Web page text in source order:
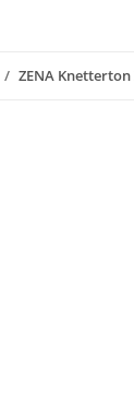
ZENA Knetterton